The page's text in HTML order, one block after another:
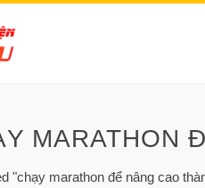
MARATHON
"chạy marathon để nâng cao